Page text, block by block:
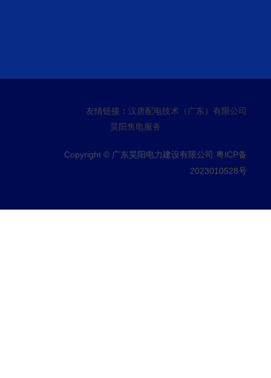
友情链接： 汉唐配电技术（广东）有限公司
昊阳售电服务
Copyright © 广东昊阳电力建设有限公司.粤ICP备
2023010528号